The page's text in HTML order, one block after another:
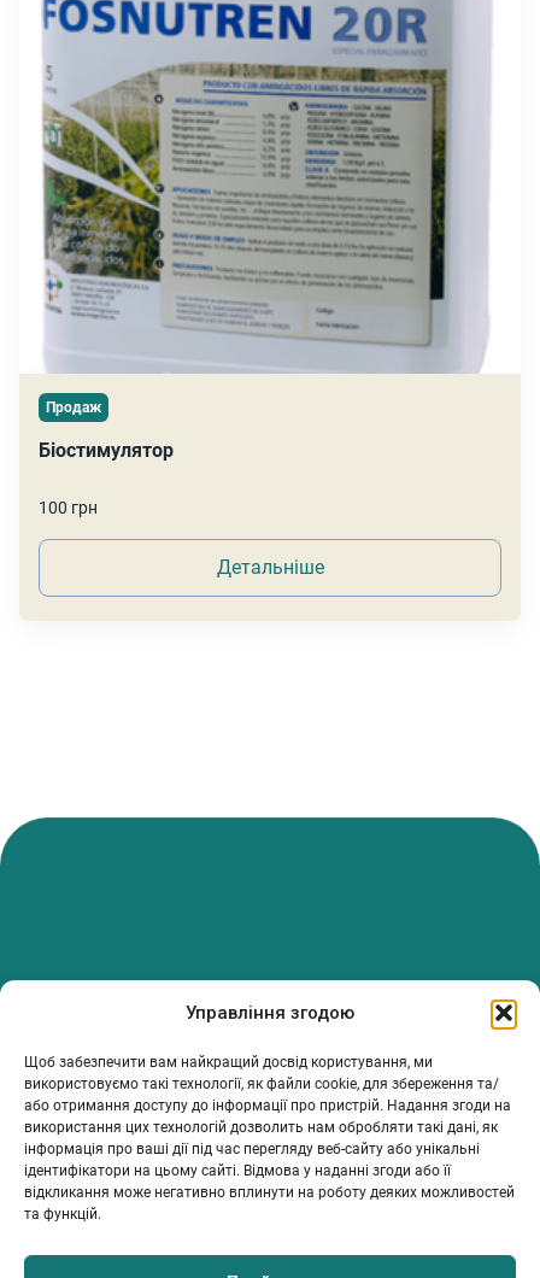
Управління згодою
Щоб забезпечити вам найкращий досвід користування, ми
використовуємо такі технології, як файли cookie, для збереження та/
або отримання доступу до інформації про пристрій. Надання згоди на
використання цих технологій дозволить нам обробляти такі дані, як
інформація про ваші дії під час перегляду веб-сайту або унікальні
ідентифікатори на цьому сайті. Відмова у наданні згоди або її
відкликання може негативно вплинути на роботу деяких можливостей
та функцій.
Продаж
Біостимулятор
100 грн
Детальніше
PanTerrea — спільнота, що дбає про фермерів.
Ми об’єднуємо людей, досвід і рішення, щоб допомагати вам
розвивати ферму з упевненістю та підтримкою.
ТОВ Пантерея
ЄДРПОУ 46213847
76018, Україна, Івано-Франківський р-н, Івано-Франківська
обл., місто Івано-Франківськ, вулиця Сахарова Академіка,
будинок 23